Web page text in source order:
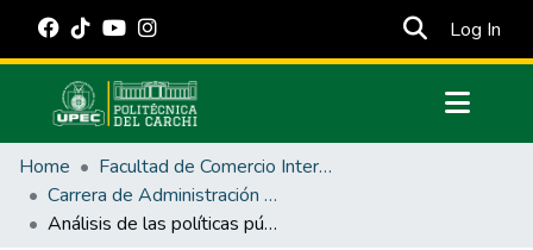
Log In
Communities & Collections
All of DSpace
Statistics
Home
Facultad de Comercio Internacional, Integración, Administración y Economía Empresarial
Carrera de Administración Pública
Análisis de las políticas públicas dirigidas a las personas con discapacidad y su efecto en la inserción laboral en las instituciones públicas de la ciudad de Tulcán